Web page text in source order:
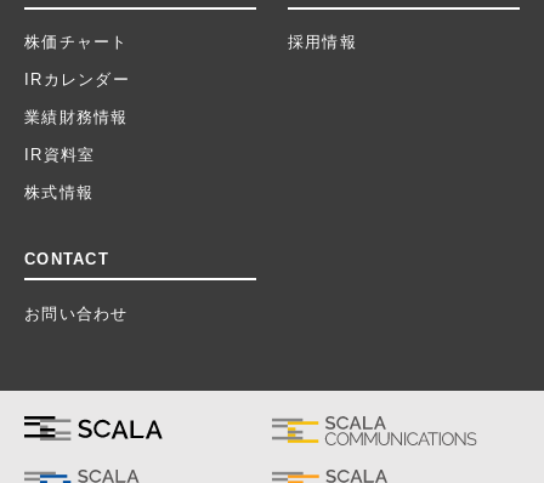
株価チャート
IRカレンダー
業績財務情報
IR資料室
株式情報
採用情報
CONTACT
お問い合わせ